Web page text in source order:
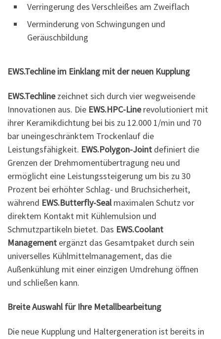
Verringerung des Verschleißes am Zweiflach
Verminderung von Schwingungen und
Geräuschbildung
EWS.Techline im Einklang mit der neuen Kupplung
EWS.Techlinezeichnet sich durch vier wegweisende
Innovationen aus. Die EWS.HPC-Linerevolutioniert mit
ihrer Keramikdichtung bei bis zu 12.000 1/min und 70
bar uneingeschränktem Trockenlauf die
Leistungsfähigkeit. EWS.Polygon-Joint definiert die
Grenzen der Drehmomentübertragung neu und
ermöglicht eine Leistungssteigerung um bis zu 30
Prozent bei erhöhter Schlag- und Bruchsicherheit,
während EWS.Butterfly-Seal maximalen Schutz vor
direktem Kontakt mit Kühlemulsion und
Schmutzpartikeln bietet. Das EWS.Coolant
Management ergänzt das Gesamtpaket durch sein
universelles Kühlmittelmanagement, das die
Außenkühlung mit einer einzigen Umdrehung öffnen
und schließen kann.
Breite Auswahl für Ihre Metallbearbeitung
Die neue Kupplung und Haltergeneration ist bereits in